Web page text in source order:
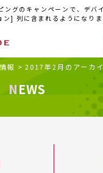
ングのキャンペーンで、デバ
] 列に含まれるようになりま
報 > 2017年2月のアーカ
NEWS